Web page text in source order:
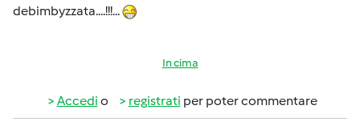
debimbyzzata....!!!...
In cima
Accedi o registrati per poter commentare